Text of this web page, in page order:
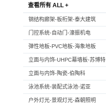
查看所有 ALL +
钢结构廊架-板桁架-泰大建筑
门控系统-自动门-濠振机电
弹性地板-PVC地板-海象地板
立面与内饰-UHPC幕墙板-苏博特
立面与内饰-陶瓷-伯陶科
泳池系统-装配式泳池-诺亚
户外灯光-景观灯光-森朝照明